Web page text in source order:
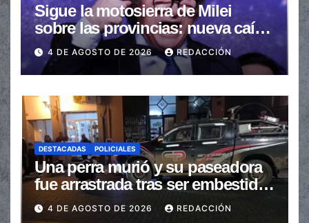
Sigue la motosierra de Milei
sobre las provincias: nueva caída
de las transferencias no
automáticas
4 DE AGOSTO DE 2026 REDACCIÓN
DESTACADAS POLICIALES
Una perra murió y su paseadora
fue arrastrada tras ser embestidas
en la senda peatonal
4 DE AGOSTO DE 2026 REDACCIÓN